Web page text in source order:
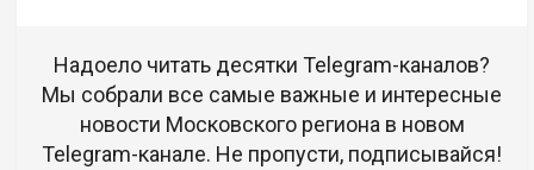
Надоело читать десятки Telegram-каналов?
Мы собрали все самые важные и интересные
новости Московского региона в новом
Telegram-канале. Не пропусти, подписывайся!